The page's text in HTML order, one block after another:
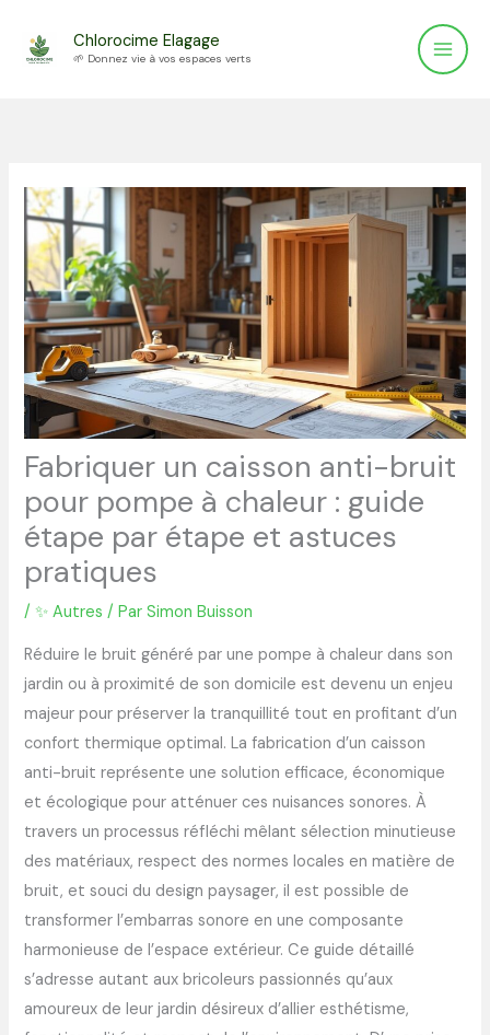
Chlorocime Elagage
🌱 Donnez vie à vos espaces verts
Fabriquer un caisson anti-bruit
pour pompe à chaleur : guide
étape par étape et astuces
pratiques
/✨ Autres / ParSimon Buisson
Réduire le bruit généré par une pompe à chaleur dans son
jardin ou à proximité de son domicile est devenu un enjeu
majeur pour préserver la tranquillité tout en profitant d’un
confort thermique optimal. La fabrication d’un caisson
anti-bruit représente une solution efficace, économique
et écologique pour atténuer ces nuisances sonores. À
travers un processus réfléchi mêlant sélection minutieuse
des matériaux, respect des normes locales en matière de
bruit, et souci du design paysager, il est possible de
transformer l’embarras sonore en une composante
harmonieuse de l’espace extérieur. Ce guide détaillé
s’adresse autant aux bricoleurs passionnés qu’aux
amoureux de leur jardin désireux d’allier esthétisme,